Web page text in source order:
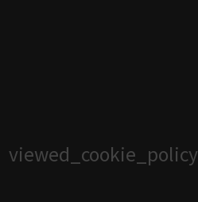
viewed_cookie_policy